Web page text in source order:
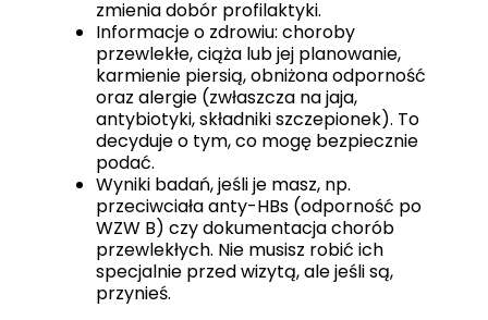
zmienia dobór profilaktyki.
Informacje o zdrowiu: choroby
przewlekłe, ciąża lub jej planowanie,
karmienie piersią, obniżona odporność
oraz alergie (zwłaszcza na jaja,
antybiotyki, składniki szczepionek). To
decyduje o tym, co mogę bezpiecznie
podać.
Wyniki badań, jeśli je masz, np.
przeciwciała anty-HBs (odporność po
WZW B) czy dokumentacja chorób
przewlekłych. Nie musisz robić ich
specjalnie przed wizytą, ale jeśli są,
przynieś.